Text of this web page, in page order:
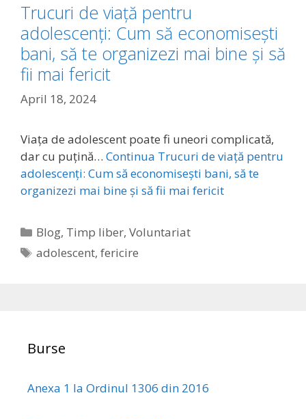
Trucuri de viață pentru
adolescenți: Cum să economisești
bani, să te organizezi mai bine și să
fii mai fericit
April 18, 2024
Viața de adolescent poate fi uneori complicată,
dar cu puțină… Continua Trucuri de viață pentru
adolescenți: Cum să economisești bani, să te
organizezi mai bine și să fii mai fericit
Categories
Blog, Timp liber,Voluntariat
Tags
adolescent,fericire
Burse
Anexa 1 la Ordinul 1306 din 2016